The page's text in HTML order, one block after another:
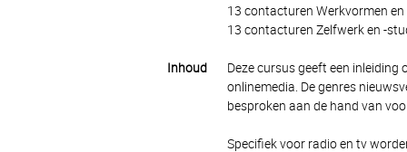
13 contacturen Werkvormen en
13 contacturen Zelfwerk en -
Inhoud
Deze cursus geeft een
onlinemedia. De genres
besproken aan de hand van
Specifiek voor radio en tv